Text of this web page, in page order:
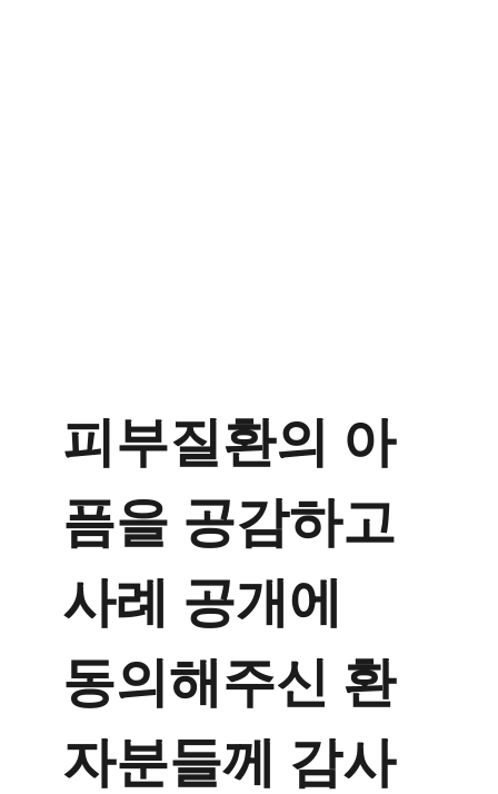
피부질환의 아
픔을 공감하고
사례 공개에
동의해주신 환
자분들께 감사